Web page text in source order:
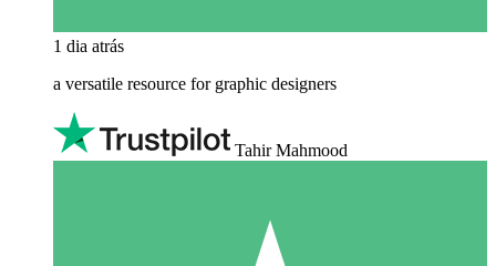
1 dia atrás
a versatile resource for graphic designers
Tahir Mahmood